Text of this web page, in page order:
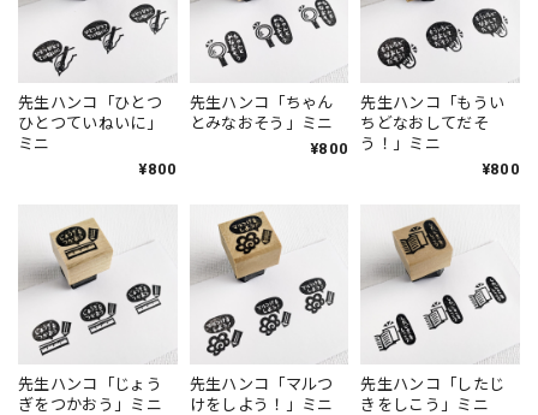
先生ハンコ「ひとつ
ひとつていねいに」
ミニ
¥800
先生ハンコ「ちゃん
とみなおそう」ミニ
¥800
先生ハンコ「もうい
ちどなおしてだそ
う！」ミニ
¥800
先生ハンコ「じょう
ぎをつかおう」ミニ
先生ハンコ「マルつ
けをしよう！」ミニ
先生ハンコ「したじ
きをしこう」ミニ